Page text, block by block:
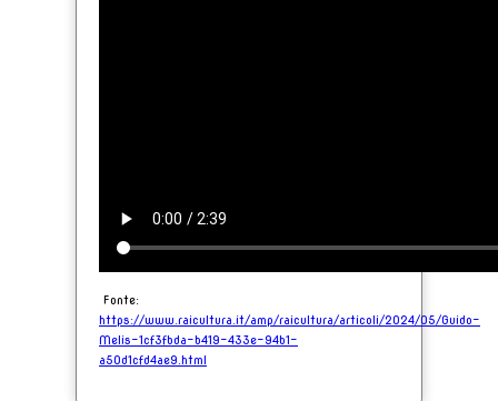
Fonte:
https://www.raicultura.it/amp/raicultura/articoli/2024/05/Guido-
Melis-1cf3fbda-b419-433e-94b1-
a50d1cfd4ae9.html